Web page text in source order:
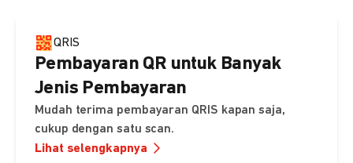
QRIS
Pembayaran QR untuk Banyak
Jenis Pembayaran
Mudah terima pembayaran QRIS kapan saja,
cukup dengan satu scan.
Lihat selengkapnya